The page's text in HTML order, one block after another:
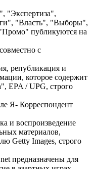
"Экспертиза",
"Власть", "Выборы",
публикуются на
с
републикация и
которое содержит
EPA / UPG, строго
Я- Корреспондент
и воспроизведение
материалов,
Getty Images, строго
предназначены для